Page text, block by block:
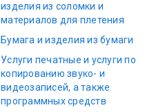
изделия из соломки и
материалов для плетения
Бумага и изделия из бумаги
Услуги печатные и услуги по
копированию звуко- и
видеозаписей, а также
программных средств